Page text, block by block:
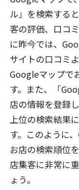
ル」を検索する
客の評価、口コ
に昨今では、
サイトの口コミ
Googleマップで
す。また、「
店の情報を登録
上位の検索結果
す。このように
お店の検索順位
店集客に非常に
ょう。